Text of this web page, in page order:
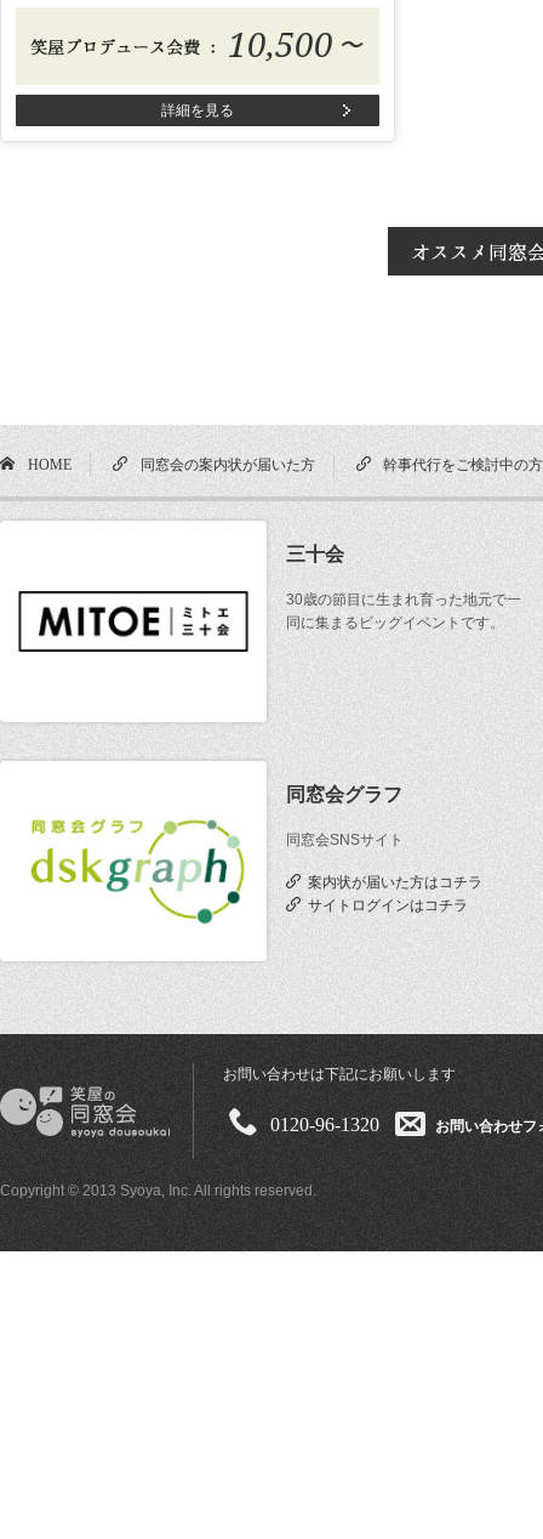
10,500 〜
詳細を見る
HOME 同窓会の案内状が届いた方 幹事代行をご検討中の方
三十会
30歳の節目に生まれ育った地元で一
同に集まるビッグイベントです。
同窓会グラフ
同窓会SNSサイト
案内状が届いた方はコチラ
サイトログインはコチラ
お問い合わせは下記にお願いします
0120-96-1320 お問い合わせフ
Copyright © 2013 Syoya, Inc. All rights reserved.